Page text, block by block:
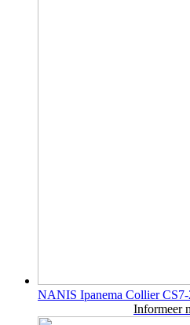
NANIS Ipanema Collier
Informeer